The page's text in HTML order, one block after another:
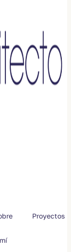
mí
Proyectos